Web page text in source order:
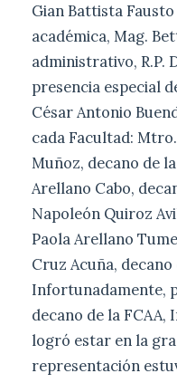
Gian Battista
académica, Mag.
administrativo, R.P.
presencia especial
César Antonio
cada Facultad:
Muñoz, decano de
Arellano Cabo,
Napoleón Quiroz
Paola Arellano
Cruz Acuña, decano
Infortunadamente,
decano de la FCAA,
logró estar en la
representación